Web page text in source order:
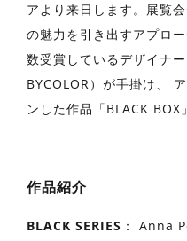
アより来日します。展覧
の魅力を引き出すアプロ
数受賞しているデザイナ
BYCOLOR）が手掛け、
ンした作品「BLACK BOX
作品紹介
BLACK SERIES ： Anna